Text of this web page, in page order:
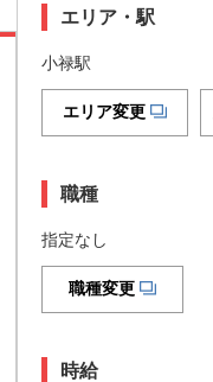
エリア・駅
小禄駅
エリア変更
職種
指定なし
職種変更
時給